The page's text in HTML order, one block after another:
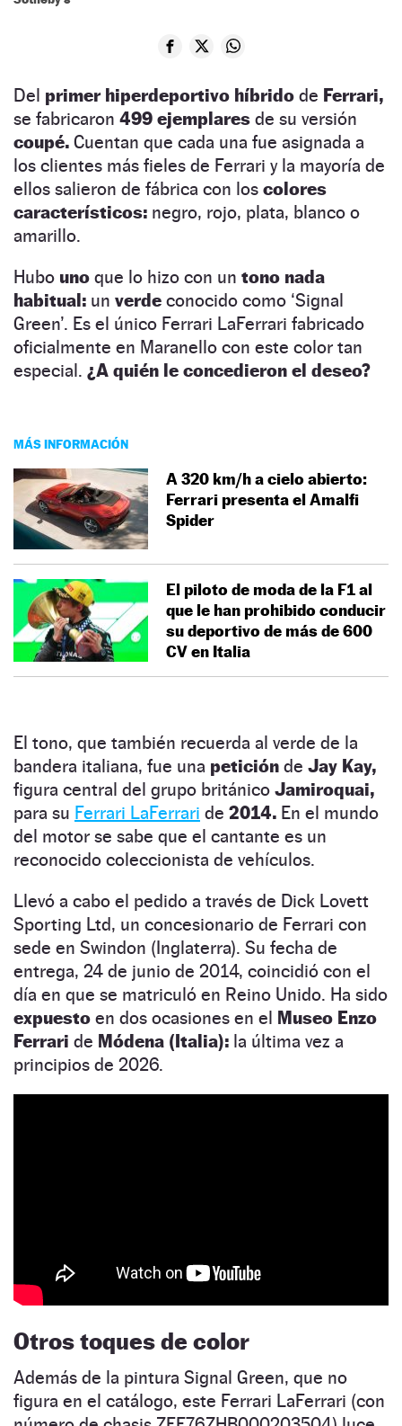
Del primer hiperdeportivo híbrido de Ferrari,
se fabricaron 499 ejemplares de su versión
coupé. Cuentan que cada una fue asignada a
los clientes más fieles de Ferrari y la mayoría de
ellos salieron de fábrica con los colores
característicos: negro, rojo, plata, blanco o
amarillo.
Hubo uno que lo hizo con un tono nada
habitual: un verde conocido como ‘Signal
Green’. Es el único Ferrari LaFerrari fabricado
oficialmente en Maranello con este color tan
especial. ¿A quién le concedieron el deseo?
MÁS INFORMACIÓN
A 320 km/h a cielo abierto:
Ferrari presenta el Amalfi
Spider
El piloto de moda de la F1 al
que le han prohibido conducir
su deportivo de más de 600
CV en Italia
El tono, que también recuerda al verde de la
bandera italiana, fue una petición de Jay Kay,
figura central del grupo británico Jamiroquai,
para su Ferrari LaFerrari de 2014. En el mundo
del motor se sabe que el cantante es un
reconocido coleccionista de vehículos.
Llevó a cabo el pedido a través de Dick Lovett
Sporting Ltd, un concesionario de Ferrari con
sede en Swindon (Inglaterra). Su fecha de
entrega, 24 de junio de 2014, coincidió con el
día en que se matriculó en Reino Unido. Ha sido
expuesto en dos ocasiones en el Museo Enzo
Ferrari de Módena (Italia): la última vez a
principios de 2026.
Otros toques de color
Además de la pintura Signal Green, que no
figura en el catálogo, este Ferrari LaFerrari (con